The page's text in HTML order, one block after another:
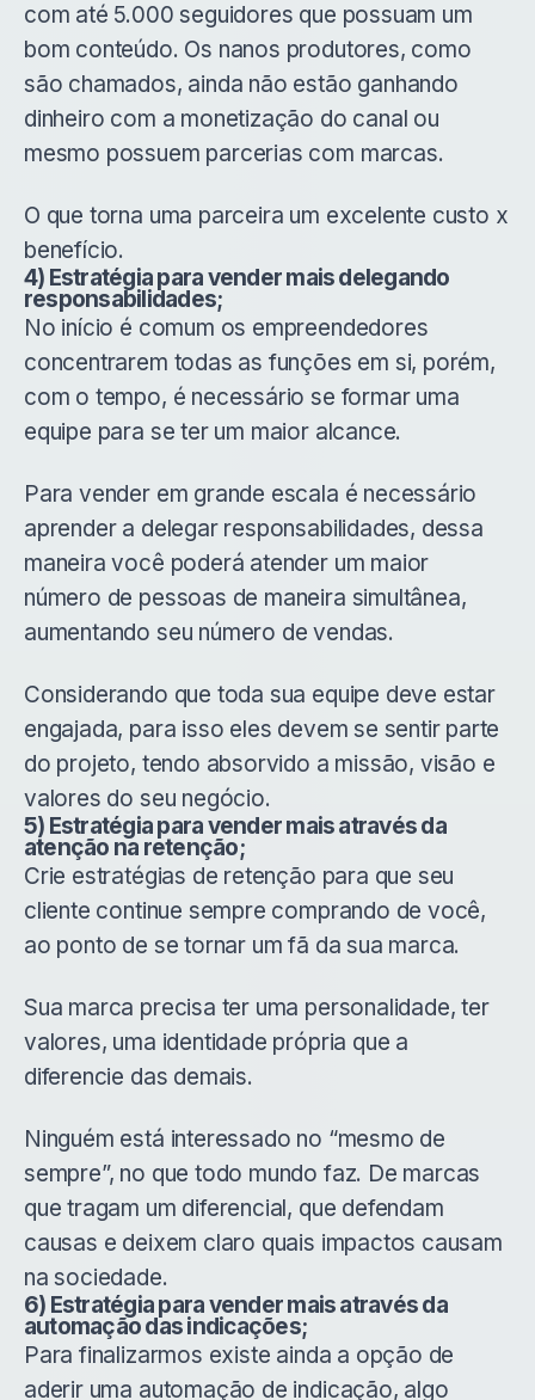
com até 5.000 seguidores que possuam um
bom conteúdo. Os nanos produtores, como
são chamados, ainda não estão ganhando
dinheiro com a monetização do canal ou
mesmo possuem parcerias com marcas.
O que torna uma parceira um excelente custo x
benefício.
4) Estratégia para vender mais delegando
responsabilidades;
No início é comum os empreendedores
concentrarem todas as funções em si, porém,
com o tempo, é necessário se formar uma
equipe para se ter um maior alcance.
Para vender em grande escala é necessário
aprender a delegar responsabilidades, dessa
maneira você poderá atender um maior
número de pessoas de maneira simultânea,
aumentando seu número de vendas.
Considerando que toda sua equipe deve estar
engajada, para isso eles devem se sentir parte
do projeto, tendo absorvido a missão, visão e
valores do seu negócio.
5) Estratégia para vender mais através da
atenção na retenção;
Crie estratégias de retenção para que seu
cliente continue sempre comprando de você,
ao ponto de se tornar um fã da sua marca.
Sua marca precisa ter uma personalidade, ter
valores, uma identidade própria que a
diferencie das demais.
Ninguém está interessado no “mesmo de
sempre”, no que todo mundo faz. De marcas
que tragam um diferencial, que defendam
causas e deixem claro quais impactos causam
na sociedade.
6) Estratégia para vender mais através da
automação das indicações;
Para finalizarmos existe ainda a opção de
aderir uma automação de indicação, algo